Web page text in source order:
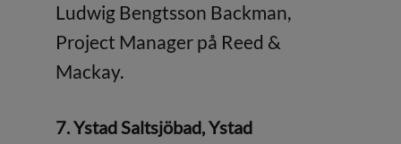
Ludwig Bengtsson Backman,
Project Manager på Reed &
Mackay.
7. Ystad Saltsjöbad, Ystad